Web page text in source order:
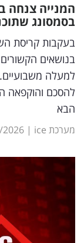
דיגיטל
וטק
שיווק
ופרסום
משפט
ומחקרים
דעות
רכילות
עסקית
המנייה צנחה
בסמסונג
בעקבות קריסת
בנושאים
למעלה
להסכם והוקפאה
הבא
מערכת ice |